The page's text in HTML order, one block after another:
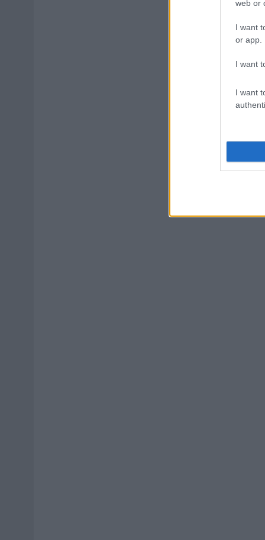
web or
I want
or app.
I want
I want